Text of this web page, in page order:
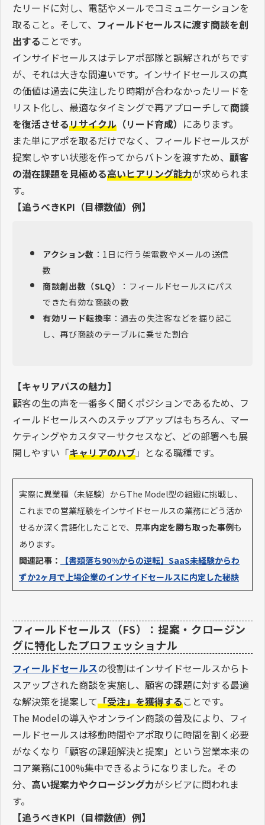
たリードに対し、電話やメールでコミュニケーションを
取ること。そして、 フィールドセールスに渡す商談を創
出する ことです。
インサイドセールスはテレアポ部隊と誤解されがちです
が、それは大きな間違いです。インサイドセールスの真
の価値は過去に失注したり時期が合わなかったリードを
リスト化し、最適なタイミングで再アプローチして商談
を復活させるリサイクル （リード育成） にあります。
また単にアポを取るだけでなく、フィールドセールスが
提案しやすい状態を作ってからバトンを渡すため、 顧客
の潜在課題を見極める高いヒアリング能力が求められま
す。
【追うべきKPI（目標数値）例】
アクション数 ：1日に行う架電数やメールの送信
数
商談創出数（SLQ）
：フィールドセールスにパス
できた有効な商談の数
有効リード転換率 ：過去の失注客などを掘り起こ
し、再び商談のテーブルに乗せた割合
【キャリアパスの魅力】
顧客の生の声を一番多く聞くポジションであるため、フ
ィールドセールスへのステップアップはもちろん、マー
ケティングやカスタマーサクセスなど、どの部署へも展
開しやすい「キャリアのハブ」となる職種です。
実際に異業種（未経験）からThe Model型の組織に挑戦し、
これまでの営業経験をインサイドセールスの業務にどう活か
せるか深く言語化したことで、見事内定を勝ち取った事例も
あります。
関連記事：
【書類落ち90%からの逆転】SaaS未経験からわ
ずか2ヶ月で上場企業のインサイドセールスに内定した秘訣
フィールドセールス（FS）：提案・クロージン
グに特化したプロフェッショナル
フィールドセールスの役割はインサイドセールスからト
スアップされた商談を実施し、顧客の課題に対する最適
な解決策を提案して「受注」を獲得することです。
The Modelの導入やオンライン商談の普及により、フィ
ールドセールスは移動時間やアポ取りに時間を割く必要
がなくなり「顧客の課題解決と提案」という営業本来の
コア業務に100%集中できるようになりました。その
分、 高い提案力やクロージング力がシビアに問われま
す。
【追うべきKPI（目標数値）例】